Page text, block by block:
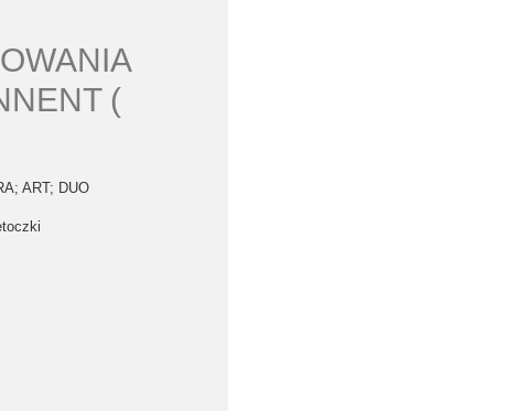
(
ART; DUO